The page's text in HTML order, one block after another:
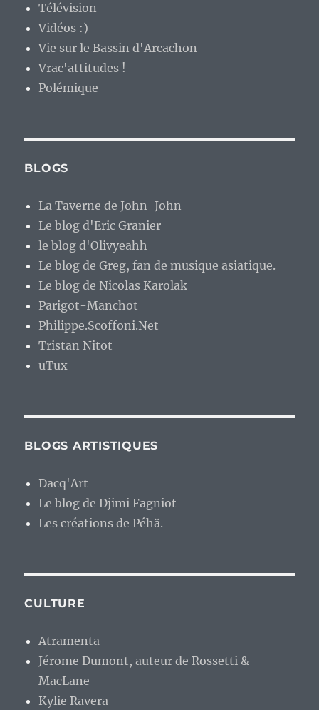
Télévision
Vidéos :)
Vie sur le Bassin d'Arcachon
Vrac'attitudes !
Polémique
BLOGS
La Taverne de John-John
Le blog d'Eric Granier
le blog d'Olivyeahh
Le blog de Greg, fan de musique asiatique.
Le blog de Nicolas Karolak
Parigot-Manchot
Philippe.Scoffoni.Net
Tristan Nitot
uTux
BLOGS ARTISTIQUES
Dacq'Art
Le blog de Djimi Fagniot
Les créations de Péhä.
CULTURE
Atramenta
Jérome Dumont, auteur de Rossetti &
MacLane
Kylie Ravera